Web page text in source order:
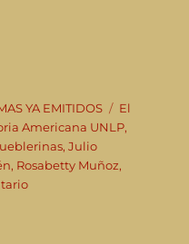
YA EMITIDOS Etiquetas
El
Americana UNLP,
,Julio
, Rosabetty Muñoz,
en